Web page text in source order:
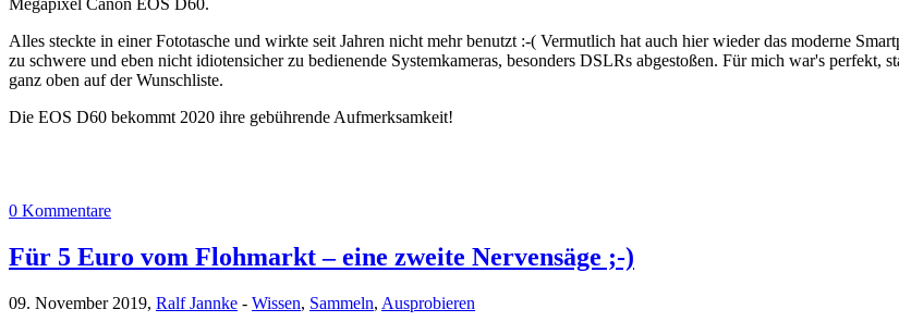
Alles steckte in einer Fototasche und wirkte seit Jahren nicht mehr benutzt :-( Vermutlich hat auch hier wieder das moderne
zu schwere und eben nicht idiotensicher zu bedienende Systemkameras, besonders DSLRs abgestoßen. Für mich war's
ganz oben auf der Wunschliste.
Die EOS D60 bekommt 2020 ihre gebührende Aufmerksamkeit!
0 Kommentare
Für 5 Euro vom Flohmarkt – eine zweite Nervensäge ;-)
09. November 2019, Ralf Jannke - Wissen, Sammeln, Ausprobieren